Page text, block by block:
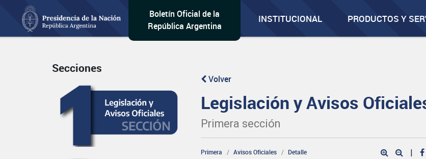
Boletín Oficial de la
República Argentina
INSTITUCIONAL PRODUCTOS Y
Secciones
Volver
Legislación y Avisos
Primera sección
Primera Avisos Oficiales Detalle |